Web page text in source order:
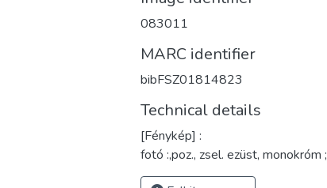
083011
MARC identifier
bibFSZ01814823
Technical details
[Fénykép] :
fotó :,poz., zsel. ezüst, monokróm ;